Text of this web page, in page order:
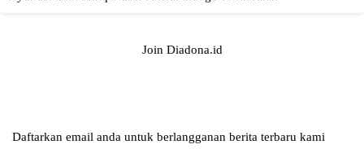
Join Diadona.id
Daftarkan email anda untuk berlangganan berita terbaru kami